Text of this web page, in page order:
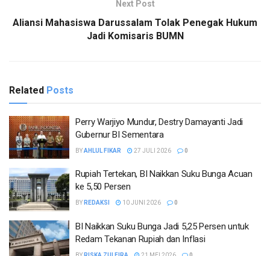
Next Post
Aliansi Mahasiswa Darussalam Tolak Penegak Hukum
Jadi Komisaris BUMN
Related Posts
Perry Warjiyo Mundur, Destry Damayanti Jadi
Gubernur BI Sementara
BYAHLUL FIKAR 27 JULI 2026 0
Rupiah Tertekan, BI Naikkan Suku Bunga Acuan
ke 5,50 Persen
BY REDAKSI 10 JUNI 2026 0
BI Naikkan Suku Bunga Jadi 5,25 Persen untuk
Redam Tekanan Rupiah dan Inflasi